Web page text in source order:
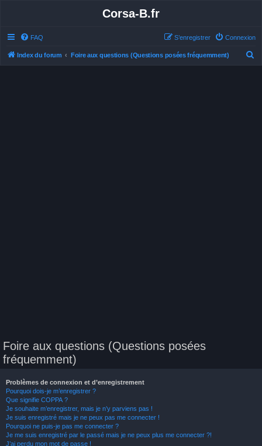
Corsa-B.fr
FAQ Connexion
S’enregistrer
Index du forum Foire aux questions (Questions posées fréquemment)
Foire aux questions (Questions posées
fréquemment)
Problèmes de connexion et d’enregistrement
Pourquoi dois-je m’enregistrer ?
Que signifie COPPA ?
Je souhaite m’enregistrer, mais je n’y parviens pas !
Je suis enregistré mais je ne peux pas me connecter !
Pourquoi ne puis-je pas me connecter ?
Je me suis enregistré par le passé mais je ne peux plus me connecter ?!
J’ai perdu mon mot de passe !